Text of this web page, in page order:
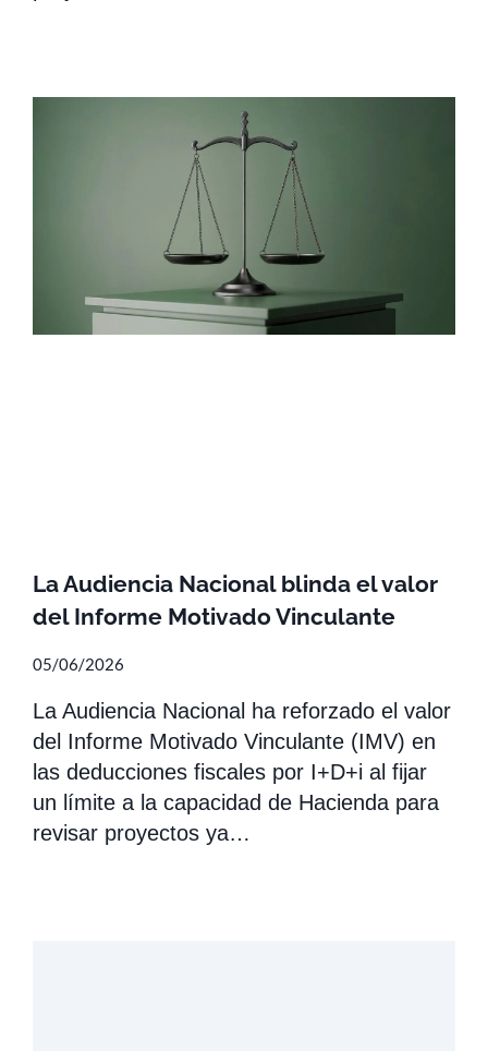
La Audiencia Nacional blinda el valor
del Informe Motivado Vinculante
05/06/2026
La Audiencia Nacional ha reforzado el valor
del Informe Motivado Vinculante (IMV) en
las deducciones fiscales por I+D+i al fijar
un límite a la capacidad de Hacienda para
revisar proyectos ya…